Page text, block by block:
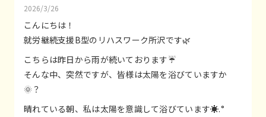
2026/3/26
こんにちは！
就労継続支援B型のリハスワーク所沢です🌿
こちらは昨日から雨が続いております☔
そんな中、突然ですが、皆様は太陽を浴びていますか
🌞？
晴れている朝、私は太陽を意識して浴びています️☀️.°